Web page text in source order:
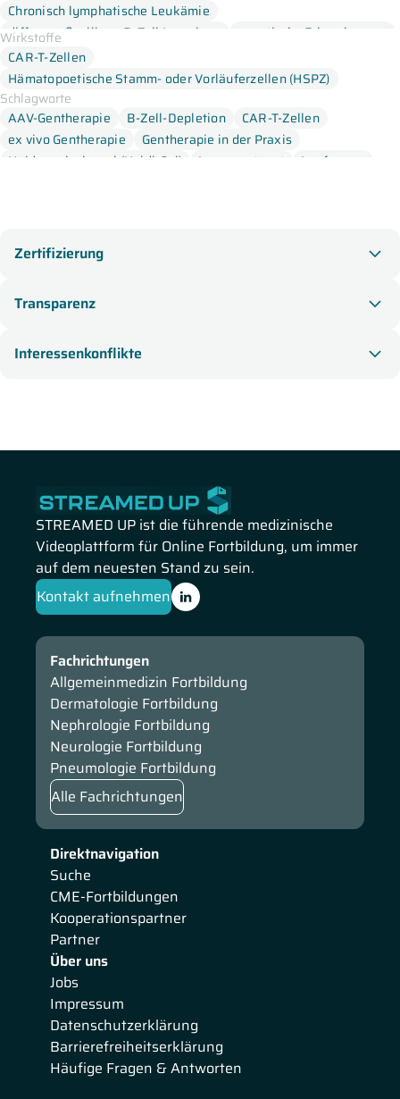
Chronisch lymphatische Leukämie
diffus großzelligen B-Zell Lymphom
genetische Erkrankungen
Hämatotoxizität
Krebs
Mantelzell-Lymphom
Marginalzonenlymphom
Multiples Myelom (MM)
Non-ICANS-Neurotoxicity (NINT)
systemische Lupus Erythematodes (SLE)
Systemische Sklerose
Wirkstoffe
CAR-T-Zellen
Hämatopoetische Stamm- oder Vorläuferzellen (HSPZ)
Schlagworte
AAV-Gentherapie
B-Zell-Depletion
CAR-T-Zellen
ex vivo Gentherapie
Gentherapie in der Praxis
Heidagenlecleucel (Heidi-Cel)
Immunantwort
Impfungen
Zertifizierung
Transparenz
Interessenkonflikte
STREAMED UP ist die führende medizinische
Videoplattform für Online Fortbildung, um immer
auf dem neuesten Stand zu sein.
Kontakt aufnehmen
Direktnavigation
Suche
CME-Fortbildungen
Kooperationspartner
Partner
Über uns
Jobs
Impressum
Datenschutzerklärung
Barrierefreiheitserklärung
Häufige Fragen & Antworten
Fachrichtungen
Allgemeinmedizin Fortbildung
Dermatologie Fortbildung
Nephrologie Fortbildung
Neurologie Fortbildung
Pneumologie Fortbildung
Alle Fachrichtungen